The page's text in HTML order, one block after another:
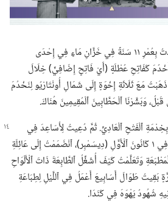
فِي تَمُّوزَ (‏يُولْيُو)‏ ١٩٤٢،‏ ٱعْتَمَدْتُ بِعُمْرِ ١١ سَنَةً فِي خَزَّانِ مَاءٍ فِي إِحْدَى
كَفَاتِحِ عُطْلَةٍ (‏أَيْ فَاتِحٍ إِضَافِيٍّ)‏ خِلَالَ
مَعَ ثَلَاثَةِ إِخْوَةٍ إِلَى شَمَالِ أُونْتَارْيُو لِنَخْدُمَ
وَبَشَّرْنَا ٱلْحَطَّابِينَ ٱلْمُقِيمِينَ هُنَاكَ.‏
١٩٤٩،‏ بَدَأْتُ بِخِدْمَةِ ٱلْفَتْحِ ٱلْعَادِيِّ.‏ ثُمَّ دُعِيتُ لِأُسَاعِدَ فِي
أَعْمَالِ ٱلْبِنَاءِ فِي فَرْعِ كَنَدَا.‏ وَفِي ١ كَانُونَ ٱلْأَوَّلِ (‏دِيسَمْبِر)‏،‏ ٱنْضَمَمْتُ إِلَى عَائِلَةِ
وَتَعَلَّمْتُ كَيْفَ أُشَغِّلُ ٱلطَّابِعَةَ ذَاتَ ٱلْأَلْوَاحِ
بَقِيتُ طَوَالَ أَسَابِيعَ أَعْمَلُ فِي ٱللَّيْلِ لِطِبَاعَةِ
شُهُودُ يَهْوَهَ فِي كَنَدَا.‏